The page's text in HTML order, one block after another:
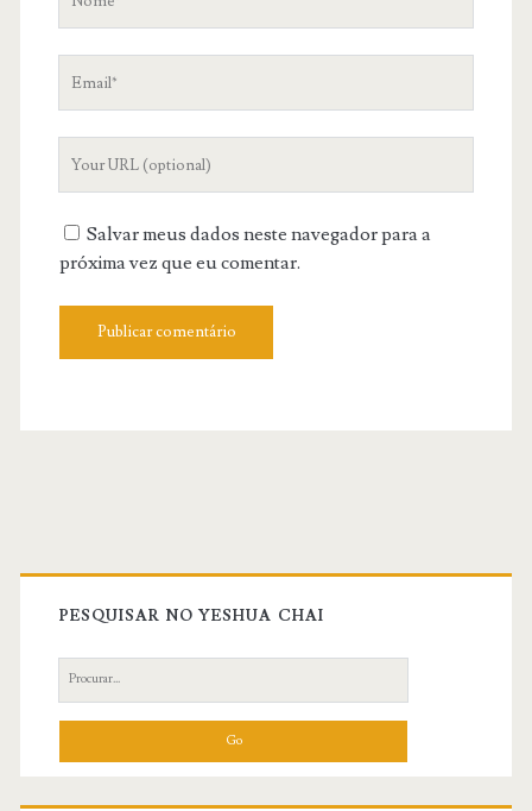
Salvar meus dados neste navegador para a
próxima vez que eu comentar.
Primary
Sidebar
PESQUISAR NO YESHUA CHAI
Search
for: